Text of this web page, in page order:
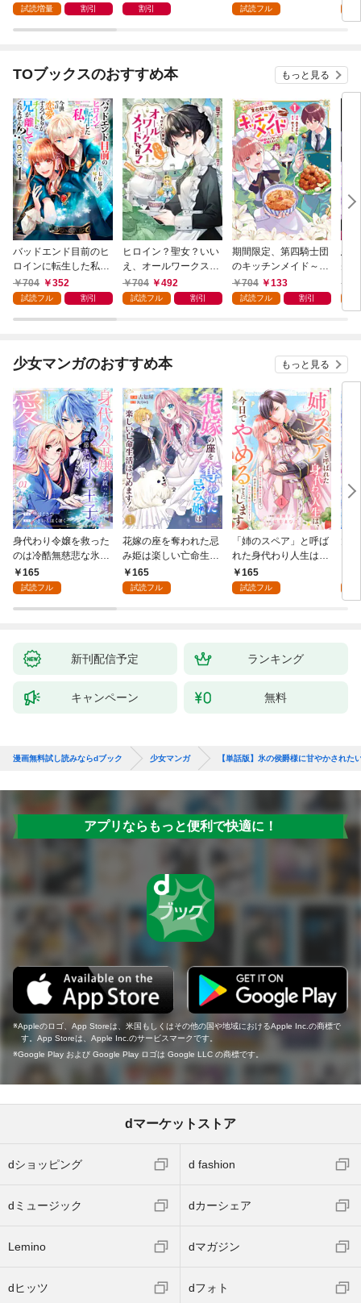
公爵様からの溺愛は想
付】
試読増量 割引
版】１（エンジェライ
割引
面皇帝の溺愛が駄々漏
試読フル
話
コ
TOブックスのおすすめ本 もっと見る
バッドエンド目前のヒ
ロインに転生した私、
今世では恋愛するつも
りがチートな兄が離し
OMIC 第1巻
704 352
試読フル 割引
ヒロイン？聖女？いい
え、オールワークスメ
イドです（誇）！@C
OMIC 第1巻
704 492
試読フル 割引
期間限定、第四騎士団
のキッチンメイド～結
婚したくないので就職
しました～@COMIC
704 133
試読フル 割引
悪
先
令
ラ
の
少女マンガのおすすめ本 もっと見る
身代わり令嬢を救った
のは冷酷無慈悲な氷の
王子の愛でした１
165
試読フル
花嫁の座を奪われた忌
み姫は楽しい亡命生活
はじめます！１
165
試読フル
「姉のスペア」と呼ば
れた身代わり人生は、
今日でやめることにし
ます～辺境で自由を満
165
試読フル
新刊配信予定 ランキング
キャンペーン 無料
漫画無料試し読みならdブック 少女マンガ 【単話版】氷の侯爵様に甘やかされ
アプリならもっと便利で快適に！
Appleのロゴ、App Storeは、米国もしくはその他の国や地域におけるApple Inc.の商標で
す。App Storeは、Apple Inc.のサービスマークです。
Google Play および Google Play ロゴは Google LLC の商標です。
dマーケットストア
dショッピング d fashion
dミュージック dカーシェア
Lemino dマガジン
dヒッツ dフォト